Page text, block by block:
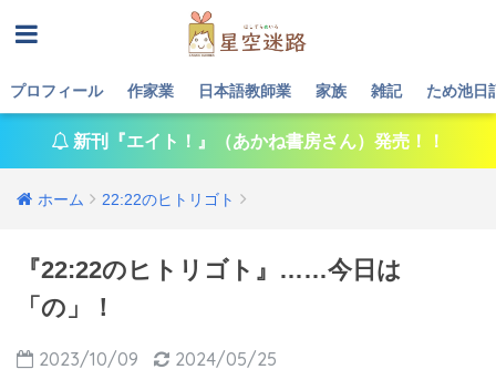
プロフィール 作家業 日本語教師業 家族 雑記 ため池日
新刊『エイト！』（あかね書房さん）発売！！
ホーム 22:22のヒトリゴト
『22:22のヒトリゴト』……今日は
「の」！
2023/10/09 2024/05/25